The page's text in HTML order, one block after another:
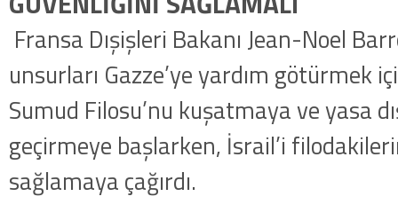
Fransa Dışişleri Bakanı Jean-Noel
unsurları Gazze’ye yardım götürmek
Sumud Filosu’nu kuşatmaya ve yasa
geçirmeye başlarken, İsrail’i
sağlamaya çağırdı.